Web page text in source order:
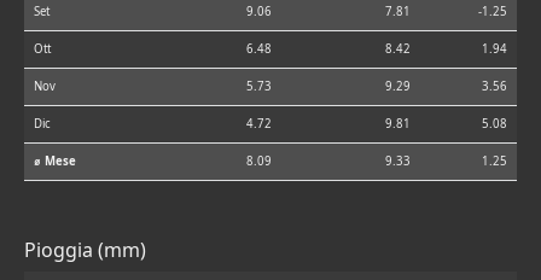
Set 9.06 7.81 -1.25
Ott 6.48 8.42 1.94
Nov 5.73 9.29 3.56
Dic 4.72 9.81 5.08
⌀ Mese 8.09 9.33 1.25
Pioggia (mm)